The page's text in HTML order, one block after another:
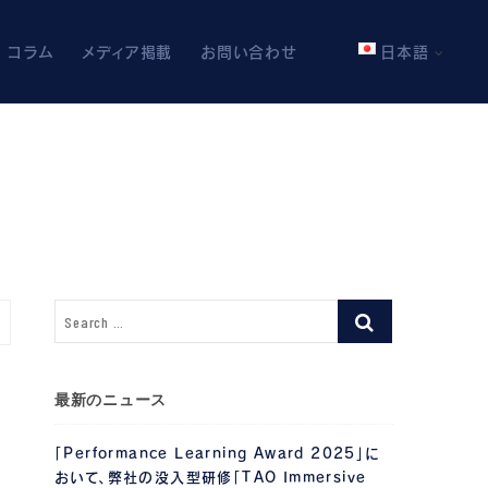
コラム メディア掲載 お問い合わせ 日本語
最新のニュース
「Performance Learning Award 2025」に
おいて、弊社の没入型研修「TAO Immersive